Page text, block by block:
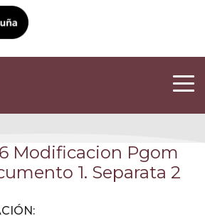
Modificacion Pgom
1. Separata 2
: